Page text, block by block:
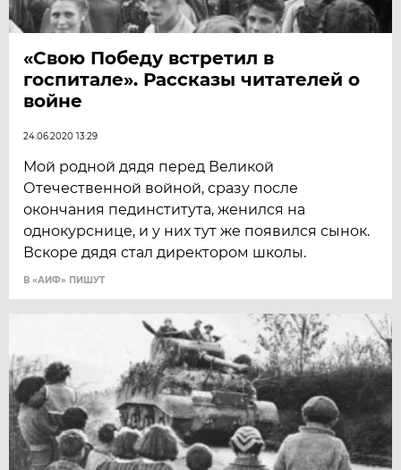
«Свою Победу встретил в
госпитале». Рассказы читателей о
войне
24.06.2020 13:29
Мой родной дядя перед Великой
Отечественной войной, сразу после
окончания пединститута, женился на
однокурснице, и у них тут же появился сынок.
Вскоре дядя стал директором школы.
В «АИФ» ПИШУТ